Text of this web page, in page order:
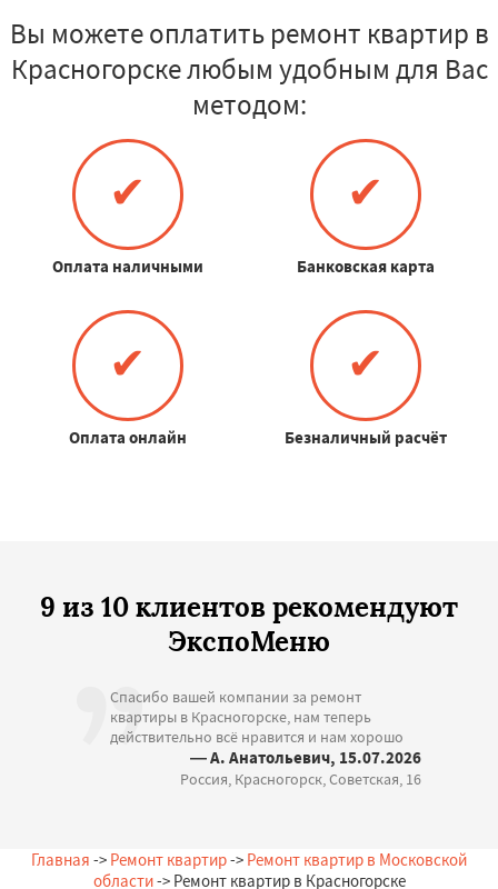
Вы можете оплатить ремонт квартир в
Красногорске любым удобным для Вас
методом:
✔
Оплата наличными
✔
Банковская карта
✔
Оплата онлайн
✔
Безналичный расчёт
9 из 10 клиентов рекомендуют
ЭкспоМеню
Спасибо вашей компании за ремонт
квартиры в Красногорске, нам теперь
действительно всё нравится и нам хорошо
— А. Анатольевич, 15.07.2026
Россия, Красногорск, Советская, 16
Главная -> Ремонт квартир-> Ремонт квартир в Московской
области-> Ремонт квартир в Красногорске